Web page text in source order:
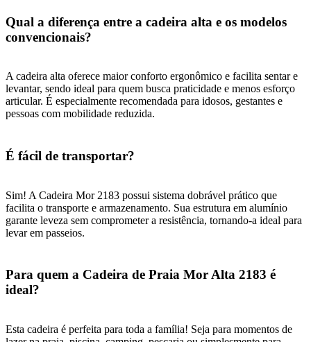
Qual a diferença entre a cadeira alta e os modelos
convencionais?
A cadeira alta oferece maior conforto ergonômico e facilita sentar e
levantar, sendo ideal para quem busca praticidade e menos esforço
articular. É especialmente recomendada para idosos, gestantes e
pessoas com mobilidade reduzida.
É fácil de transportar?
Sim! A Cadeira Mor 2183 possui sistema dobrável prático que
facilita o transporte e armazenamento. Sua estrutura em alumínio
garante leveza sem comprometer a resistência, tornando-a ideal para
levar em passeios.
Para quem a Cadeira de Praia Mor Alta 2183 é
ideal?
Esta cadeira é perfeita para toda a família! Seja para momentos de